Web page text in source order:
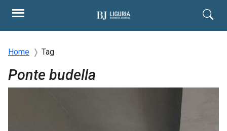
Home Tag
Ponte budella